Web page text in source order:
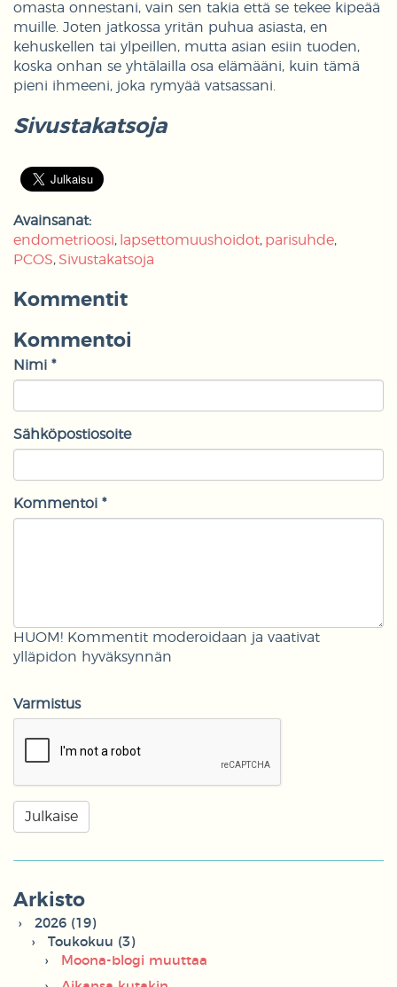
omasta onnestani, vain sen takia että se tekee kipeää
muille. Joten jatkossa yritän puhua asiasta, en
kehuskellen tai ylpeillen, mutta asian esiin tuoden,
koska onhan se yhtälailla osa elämääni, kuin tämä
pieni ihmeeni, joka rymyää vatsassani.
Sivustakatsoja
Avainsanat:
endometrioosi
lapsettomuushoidot parisuhde
PCOS Sivustakatsoja
Kommentit
Kommentoi
Nimi *
Sähköpostiosoite
Kommentoi *
HUOM! Kommentit moderoidaan ja vaativat
ylläpidon hyväksynnän
Varmistus
Arkisto
2026 (19)
Toukokuu (3)
Moona-blogi muuttaa